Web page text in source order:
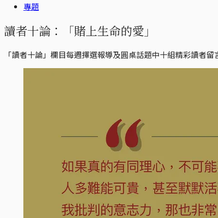
專題
讀者十論：「賭上生命的愛」
「讀者十論」欄目每週擇選報導及圓桌話題中十組精彩讀者留